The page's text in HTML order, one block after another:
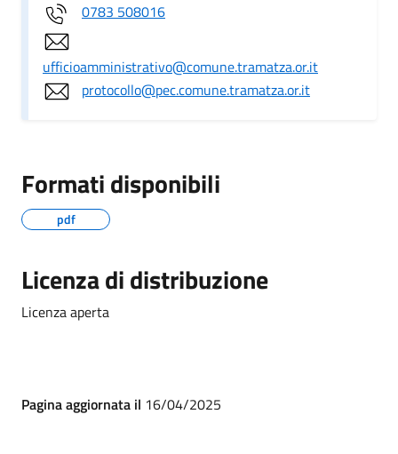
0783 508016
ufficioamministrativo@comune.tramatza.or.it
protocollo@pec.comune.tramatza.or.it
Formati disponibili
pdf
Licenza di distribuzione
Licenza aperta
Pagina aggiornata il 16/04/2025